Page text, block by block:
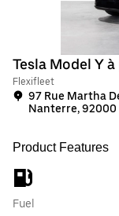
Tesla Model Y
Flexifleet
97 Rue Martha
Nanterre, 92000
Product Features
Fuel